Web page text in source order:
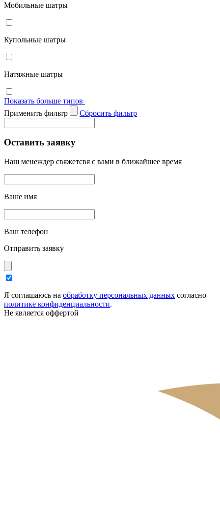
Мобильные шатры
Купольные шатры
Натяжные шатры
Показать больше типов
Применить фильтр
Cбросить фильтр
Оставить заявку
Наш менеждер свяжетсвя с вами в ближайшее время
Ваше имя
Ваш телефон
Отправить заявку
Я соглашаюсь на обработку персональных данных согласно
политике конфиденциальности.
Не является оффертой